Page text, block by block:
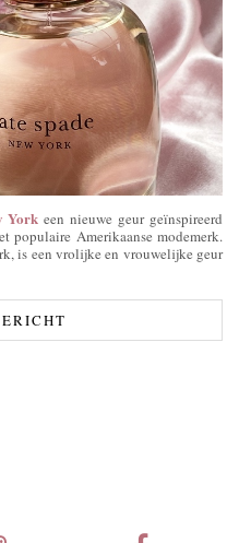
York een nieuwe geur geïnspireerd
populaire Amerikaanse modemerk.
is een vrolijke en vrouwelijke geur